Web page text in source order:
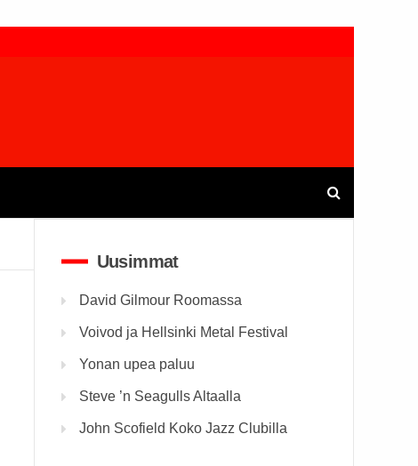
Uusimmat
David Gilmour Roomassa
Voivod ja Hellsinki Metal Festival
Yonan upea paluu
Steve ’n Seagulls Altaalla
John Scofield Koko Jazz Clubilla